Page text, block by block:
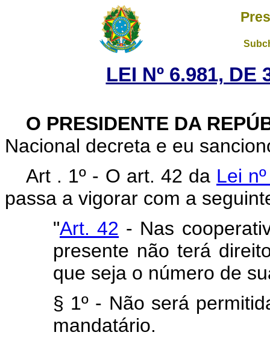
LEI Nº 6.981, DE
O PRESIDENTE DA
Nacional decreta e eu
Art . 1º - O art. 42 da Lei
passa a vigorar com a
"Art. 42 - Nas
presente não terá
que seja o número de
§ 1º - Não será
mandatário.